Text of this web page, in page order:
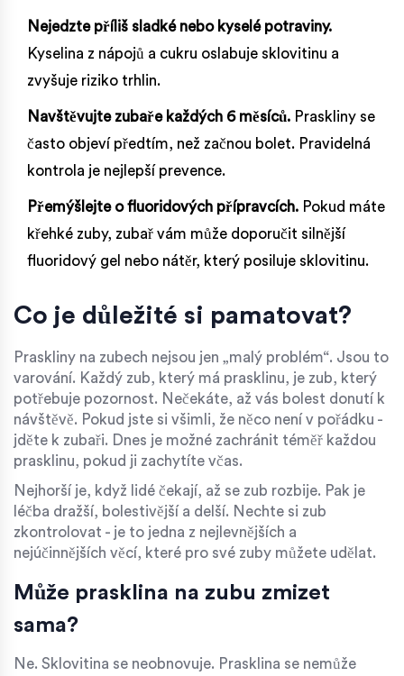
Nejedzte příliš sladké nebo kyselé potraviny.
Kyselina z nápojů a cukru oslabuje sklovitinu a
zvyšuje riziko trhlin.
Navštěvujte zubaře každých 6 měsíců. Praskliny se
často objeví předtím, než začnou bolet. Pravidelná
kontrola je nejlepší prevence.
Přemýšlejte o fluoridových přípravcích. Pokud máte
křehké zuby, zubař vám může doporučit silnější
fluoridový gel nebo nátěr, který posiluje sklovitinu.
Co je důležité si pamatovat?
Praskliny na zubech nejsou jen „malý problém“. Jsou to
varování. Každý zub, který má prasklinu, je zub, který
potřebuje pozornost. Nečekáte, až vás bolest donutí k
návštěvě. Pokud jste si všimli, že něco není v pořádku -
jděte k zubaři. Dnes je možné zachránit téměř každou
prasklinu, pokud ji zachytíte včas.
Nejhorší je, když lidé čekají, až se zub rozbije. Pak je
léčba dražší, bolestivější a delší. Nechte si zub
zkontrolovat - je to jedna z nejlevnějších a
nejúčinnějších věcí, které pro své zuby můžete udělat.
Může prasklina na zubu zmizet
sama?
Ne. Sklovitina se neobnovuje. Prasklina se nemůže